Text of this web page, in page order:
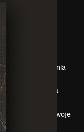
wyszukiwania
Wydarzenia
Sprzedaj swoje